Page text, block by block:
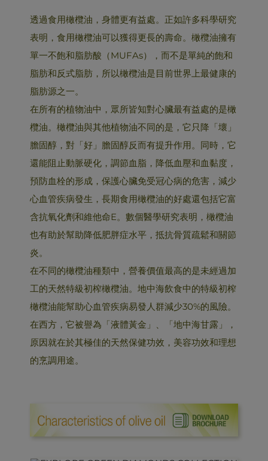
透過食用橄欖油，身體更有益處。正如許多科學研究
表明，食用橄欖油可以獲得更長的壽命。橄欖油擁有
單一不飽和脂肪酸（MUFAs），而不是單純的飽和
脂肪和反式脂肪，所以橄欖油是目前世界上最健康的
脂肪源之一。
在所有的植物油中，眾所皆知對心臟最有益處的是橄
欖油。橄欖油與其他植物油不同的是，它只降「壞」
膽固醇，對「好」膽固醇反而有提升作用。同時，它
還能阻止動脈硬化，調節血脂，降低血壓和血黏度，
預防血栓的形成，保護心臟免受冠心病的危害，減少
心血管疾病發生，長期食用橄欖油的好處還包括它富
含抗氧化劑和維他命E。數個醫學研究表明，橄欖油
也有助於幫助降低肥胖症水平，抵抗骨質疏鬆和關節
炎。
在不同的橄欖油種類中，營養價值最高的是未經過加
工的天然特級初榨橄欖油。地中海飲食中的特級初榨
橄欖油能幫助心血管疾病易發人群減少30%的風險。
在西方，它被譽為「液體黃金」、「地中海甘露」，
原因就在於其極佳的天然保健功效，美容功效和理想
的烹調用途。